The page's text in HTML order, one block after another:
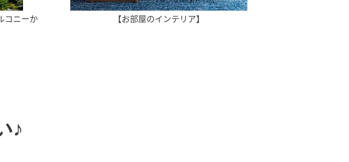
コニーか
【お部屋のインテリア】
♪